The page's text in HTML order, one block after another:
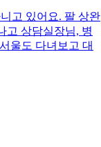
고 있어요. 팔 상완
고 상담실장님, 병
울도 다녀보고 대